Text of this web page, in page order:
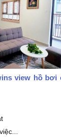
view hồ bơi